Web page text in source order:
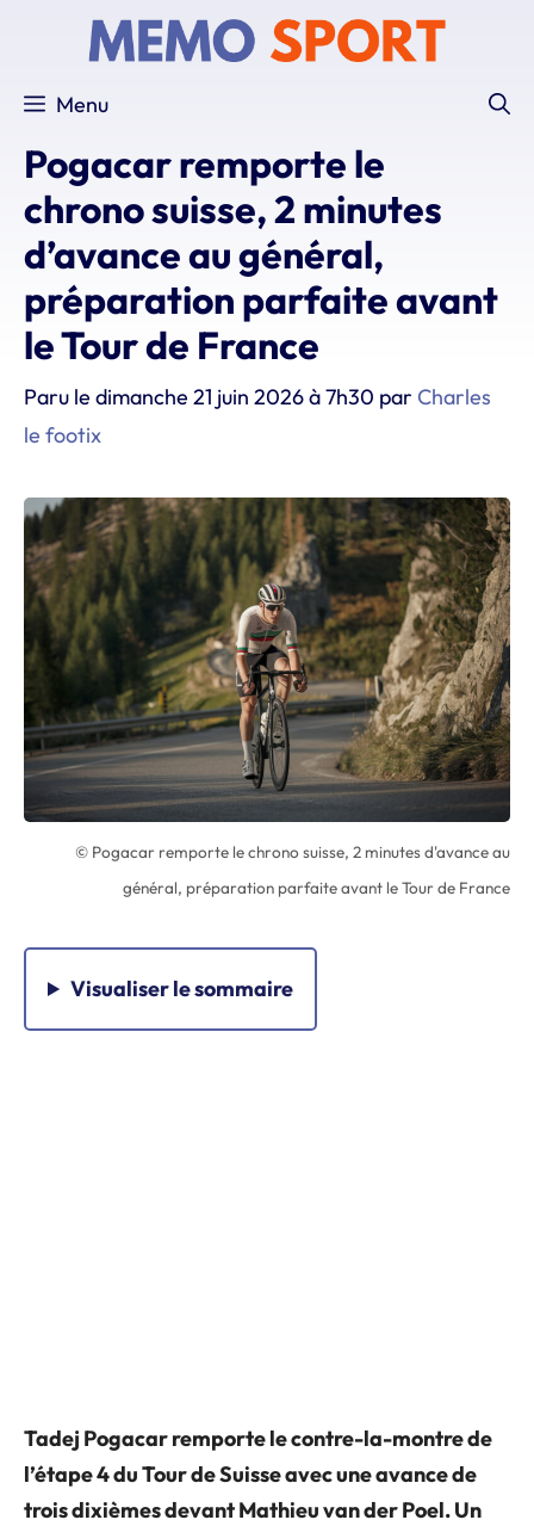
Menu
Pogacar remporte le
chrono suisse, 2 minutes
d’avance au général,
préparation parfaite avant
le Tour de France
Paru le dimanche 21 juin 2026 à 7h30 par Charles
le footix
© Pogacar remporte le chrono suisse, 2 minutes d'avance au
général, préparation parfaite avant le Tour de France
Visualiserle sommaire
Tadej Pogacar remporte le contre-la-montre de
l’étape 4 du Tour de Suisse avec une avance de
trois dixièmes devant Mathieu van der Poel. Un